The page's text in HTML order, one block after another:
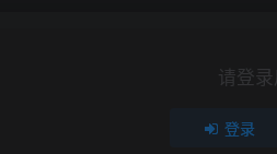
请登
登录